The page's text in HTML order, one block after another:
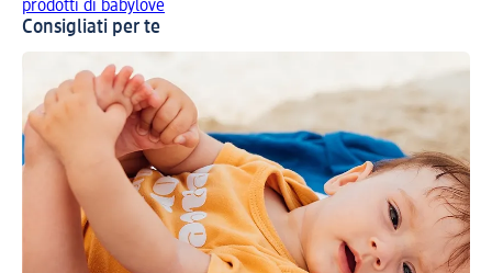
prodotti di babylove
Consigliati per te